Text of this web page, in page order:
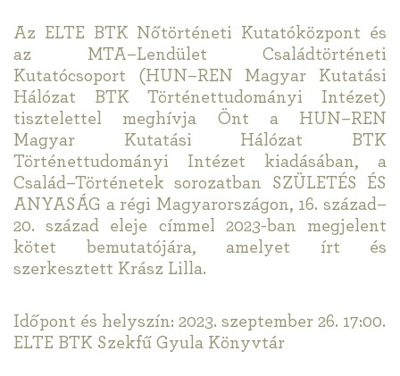
Az ELTE BTK Nőtörténeti Kutatóközpont és
az MTA–Lendület Családtörténeti
Kutatócsoport (HUN–REN Magyar Kutatási
Hálózat BTK Történettudományi Intézet)
tisztelettel meghívja Önt a HUN–REN
Magyar Kutatási Hálózat BTK
Történettudományi Intézet kiadásában, a
Család–Történetek sorozatban SZÜLETÉS ÉS
ANYASÁG a régi Magyarországon, 16. század–
20. század eleje címmel 2023-ban megjelent
kötet bemutatójára, amelyet írt és
szerkesztett Krász Lilla.
Időpont és helyszín: 2023. szeptember 26. 17:00.
ELTE BTK Szekfű Gyula Könyvtár